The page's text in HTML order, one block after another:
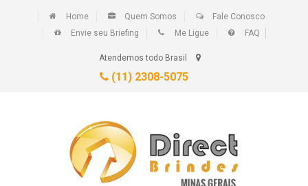
Home Quem Somos
Fale Conosco
Envie seu Briefing
Me Ligue FAQ
Atendemos todo Brasil
(11) 2308-5075